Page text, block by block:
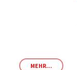
MEHR...